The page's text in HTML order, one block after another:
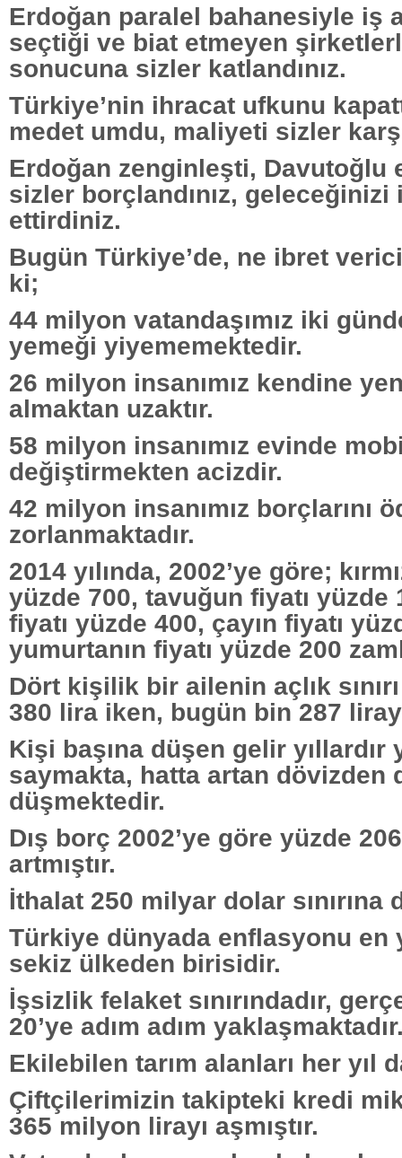
Erdoğan paralel bahanesiyle iş
seçtiği ve biat etmeyen
sonucuna sizler katlandınız.
Türkiye’nin ihracat ufkunu
medet umdu, maliyeti sizler
Erdoğan zenginleşti, Davutoğlu
sizler borçlandınız, geleceğinizi
ettirdiniz.
Bugün Türkiye’de, ne ibret
ki;
44 milyon vatandaşımız iki
yemeği yiyememektedir.
26 milyon insanımız kendine
almaktan uzaktır.
58 milyon insanımız evinde
değiştirmekten acizdir.
42 milyon insanımız borçlarını
zorlanmaktadır.
2014 yılında, 2002’ye göre;
yüzde 700, tavuğun fiyatı yüzde
fiyatı yüzde 400, çayın fiyatı
yumurtanın fiyatı yüzde 200
Dört kişilik bir ailenin açlık sınırı
380 lira iken, bugün bin 287
Kişi başına düşen gelir yıllardır
saymakta, hatta artan dövizden
düşmektedir.
Dış borç 2002’ye göre yüzde
artmıştır.
İthalat 250 milyar dolar sınırına
Türkiye dünyada enflasyonu en
sekiz ülkeden birisidir.
İşsizlik felaket sınırındadır,
20’ye adım adım
Ekilebilen tarım alanları her yıl
Çiftçilerimizin takipteki kredi
365 milyon lirayı aşmıştır.